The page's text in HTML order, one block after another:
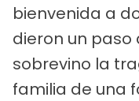
bienvenida a
dieron un
sobrevino la
familia de una